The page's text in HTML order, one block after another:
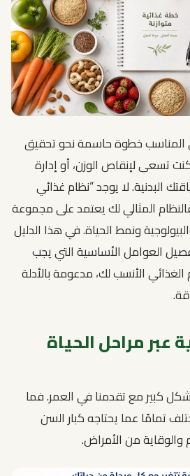
المناسب خطوة حاسمة نحو تحقيق
تسعى لإنقاص الوزن، أو إدارة
البدنية. لا يوجد “نظام غذائي
المثالي لك يعتمد على مجموعة
ونمط الحياة. في هذا الدليل
العوامل الأساسية التي يجب
الغذائي الأنسب لك، مدعومة بالأدلة
عبر مراحل الحياة
بشكل كبير مع تقدمنا في العمر. فما
تمامًا عما يحتاجه كبار السن
من الأمراض.